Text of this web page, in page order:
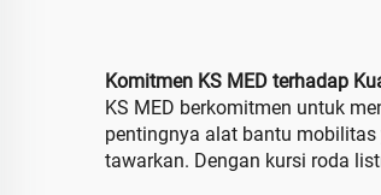
Komitmen KS MED terhadap
KS MED berkomitmen untuk
pentingnya alat bantu
tawarkan. Dengan kursi roda